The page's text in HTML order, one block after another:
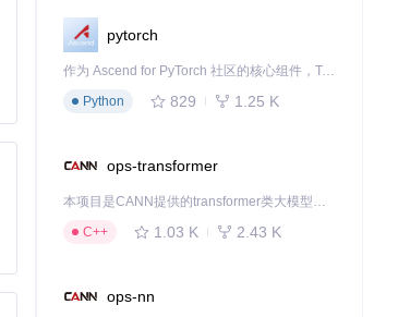
pytorch
作为 Ascend for PyTorch 社区的核心组件，TorchNPU 是昇腾专为 PyTorch 打造的深度学习适配插件，使 PyTorch 框架能够直接调用昇腾 NPU，为开发者提供昇腾 AI 处理器的超强算力。
Python
829 1.25 K
ops-transformer
本项目是CANN提供的transformer类大模型算子库，实现网络在NPU上加速计算。
C++
1.03 K 2.43 K
ops-nn